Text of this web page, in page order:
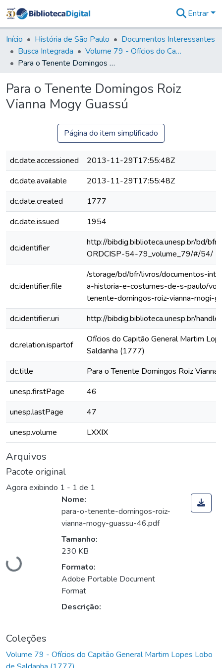
&
Coleções
Tudo na
Biblioteca
Estatísticas
Entrar
Início História de São Paulo
Documentos Interessantes
Busca Integrada
Volume 79 - Ofícios do Capitão General Martim Lopes Lobo de Saldanha (1777)
Para o Tenente Domingos Roiz Vianna Mogy Guassú
Para o Tenente Domingos Roiz
Vianna Mogy Guassú
Página do item simplificado
dc.date.accessioned
2013-11-29T17:55:48Z
dc.date.available
2013-11-29T17:55:48Z
dc.date.created
1777
dc.date.issued
1954
dc.identifier
http://bibdig.biblioteca.unesp.br/bd/
ORDCISP-54-79_volume_79/#/54/
dc.identifier.file
/storage/bd/bfr/livros/documentos-
a-historia-e-costumes-de-s-paulo/
tenente-domingos-roiz-vianna-mogi-
dc.identifier.uri
http://bibdig.biblioteca.unesp.br/
dc.relation.ispartof
Ofícios do Capitão General Martim
Saldanha (1777)
dc.title
Para o Tenente Domingos Roiz Vianna
unesp.firstPage
46
unesp.lastPage
47
unesp.volume
LXXIX
Arquivos
Pacote original
Agora exibindo 1 - 1 de 1
Carregando...
Nome:
para-o-tenente-domingos-roiz-
vianna-mogy-guassu-46.pdf
Tamanho:
230 KB
Formato:
Adobe Portable Document
Format
Descrição:
Coleções
Volume 79 - Ofícios do Capitão General Martim Lopes Lobo